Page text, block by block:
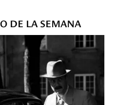
DE LA SEMANA